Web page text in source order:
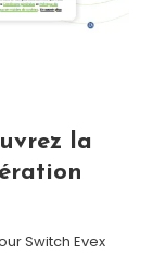
la
Switch Evex